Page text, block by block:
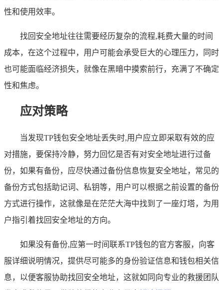
性和使用效率。
找回安全地址往往需要经历复杂的流程,耗费大量的时间
成本，在这个过程中，用户可能会承受巨大的心理压力，同时
也可能面临经济损失，就像在黑暗中摸索前行，充满了不确定
性和焦虑。
应对策略
当发现TP钱包安全地址丢失时,用户应立即采取有效的应
对措施，要保持冷静，努力回忆是否有对安全地址进行过备
份，如果有备份，应尽快通过备份信息恢复安全地址，常见的
备份方式包括助记词、私钥等，用户可以根据之前设置的备份
方式进行操作，这就像是在茫茫大海中找到了一座灯塔，为用
户指引着找回安全地址的方向。
如果没有备份,应第一时间联系TP钱包的官方客服，向客
服详细说明情况，提供尽可能多的身份验证信息和钱包相关信
息，以便客服协助找回安全地址，这就如同向专业的救援团队